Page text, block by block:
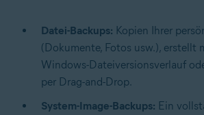
Datei-Backups: Kopien Ihrer
(Dokumente, Fotos usw.), erstellt
Windows-Dateiversionsverlauf
per Drag-and-Drop.
System-Image-Backups: Ein